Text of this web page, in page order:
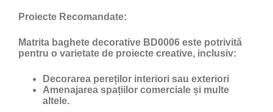
Proiecte Recomandate:
Matrita baghete decorative BD0006 este potrivită
pentru o varietate de proiecte creative, inclusiv:
Decorarea pereților interiori sau exteriori
Amenajarea spațiilor comerciale și multe
altele.